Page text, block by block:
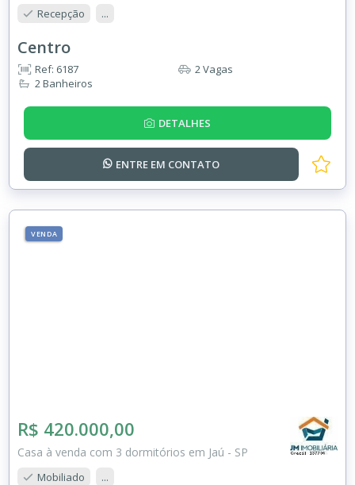
Recepção
...
Centro
Ref: 6187
2 Banheiros
2 Vagas
DETALHES
ENTRE EM CONTATO
VENDA
R$ 420.000,00
Casa à venda com 3 dormitórios em Jaú - SP
Mobiliado ...